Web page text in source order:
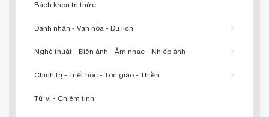
Bách khoa tri thức
Danh nhân - Văn hóa - Du lịch
Nghệ thuật - Điện ảnh - Âm nhạc - Nhiếp ảnh
Chính trị - Triết học - Tôn giáo - Thiền
Tử vi - Chiêm tinh